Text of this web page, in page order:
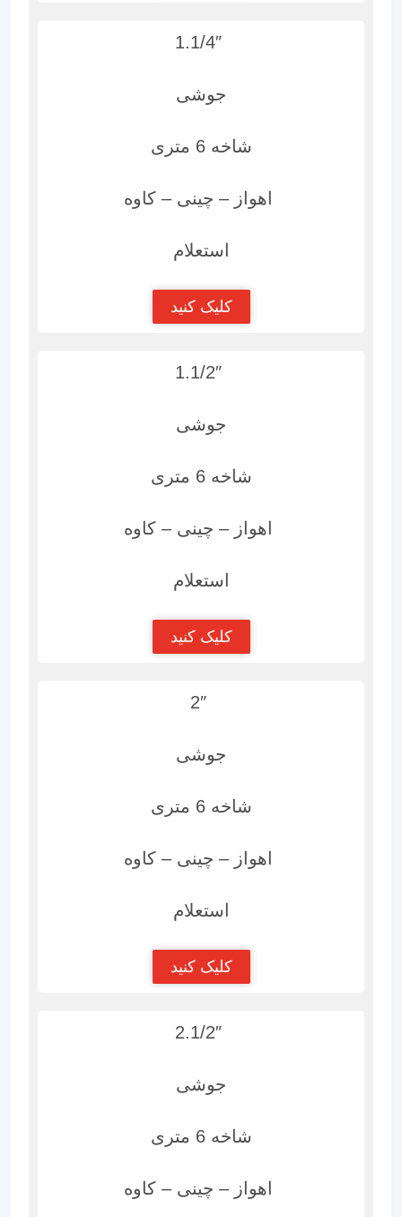
جوشی
شاخه 6 متری
اهواز – چینی – کاوه
استعلام
کلیک کنید
جوشی
شاخه 6 متری
اهواز – چینی – کاوه
استعلام
کلیک کنید
جوشی
شاخه 6 متری
اهواز – چینی – کاوه
استعلام
کلیک کنید
جوشی
شاخه 6 متری
اهواز – چینی – کاوه